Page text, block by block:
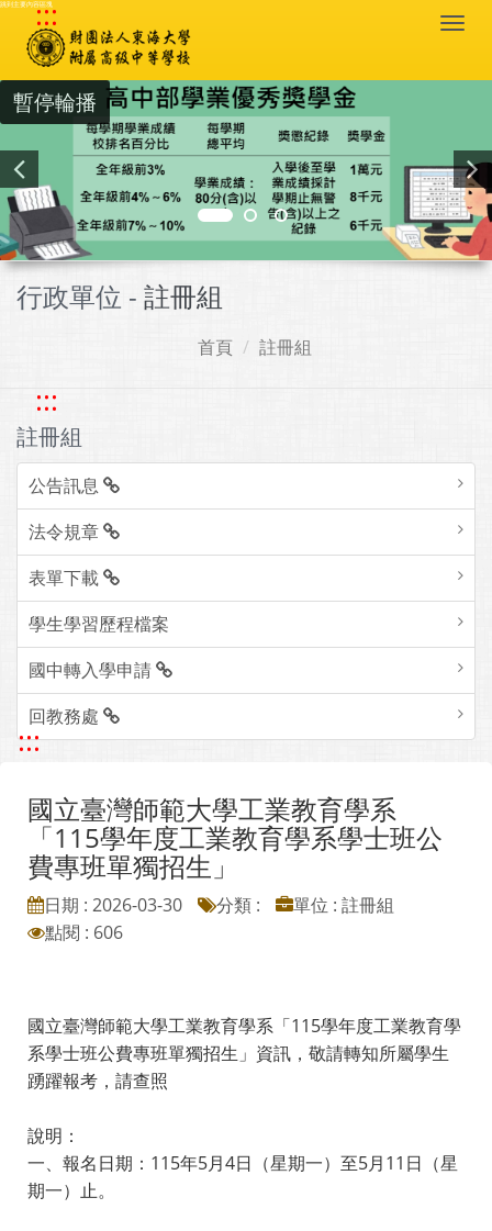
跳到主要內容區塊
:::
暫停輪播
行政單位 - 註冊組
首頁 註冊組
:::
註冊組
公告訊息
法令規章
表單下載
學生學習歷程檔案
國中轉入學申請
回教務處
:::
國立臺灣師範大學工業教育學系
「115學年度工業教育學系學士班公
費專班單獨招生」
日期 : 2026-03-30 分類 :
單位 : 註冊組
點閱 : 606
國立臺灣師範大學工業教育學系「115學年度工業教育學
系學士班公費專班單獨招生」資訊，敬請轉知所屬學生
踴躍報考，請查照
說明：
一、報名日期：115年5月4日（星期一）至5月11日（星
期一）止。